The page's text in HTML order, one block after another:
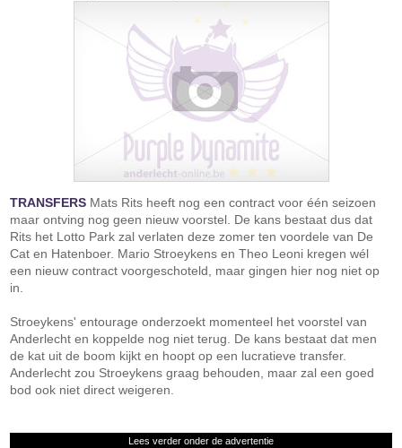
TRANSFERS Mats Rits heeft nog een contract voor één seizoen
maar ontving nog geen nieuw voorstel. De kans bestaat dus dat
Rits het Lotto Park zal verlaten deze zomer ten voordele van De
Cat en Hatenboer. Mario Stroeykens en Theo Leoni kregen wél
een nieuw contract voorgeschoteld, maar gingen hier nog niet op
in.
Stroeykens' entourage onderzoekt momenteel het voorstel van
Anderlecht en koppelde nog niet terug. De kans bestaat dat men
de kat uit de boom kijkt en hoopt op een lucratieve transfer.
Anderlecht zou Stroeykens graag behouden, maar zal een goed
bod ook niet direct weigeren.
Lees verder onder de advertentie